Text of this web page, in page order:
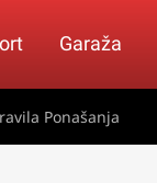
Garaža
Ponašanja